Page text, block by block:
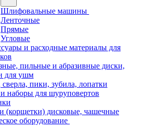
Шлифовальные машины
Ленточные
Прямые
Угловые
и расходные материалы для
пильные и абразивные диски,
для ушм
пики, зубила, лопатки
наборы для шуруповертов
(корщетки) дисковые, чашечные
оборудование